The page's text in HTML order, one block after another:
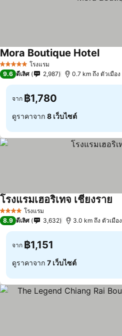
5 ดาว โรงแรม
Mora Boutique Hotel
9.6 ดีเลิศ 2,987 0.7 km ถึง ตัวเมือง
จาก ฿1,780
ดูราคาจาก 8 เว็บไซต์
4 ดาว โรงแรม
โรงแรมเฮอริเทจ เชียงราย
8.9 ดีเลิศ 3,632 3.0 km ถึง ตัวเมือง
จาก ฿1,151
ดูราคาจาก 7 เว็บไซต์